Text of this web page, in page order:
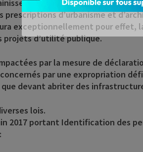
il est prévu de faire
prescriptions d’urbanisme et
exceptionnellement pour effet,
projets d’utilité publique.
par la mesure de
par une expropriation
devant abriter des
lois.
2017 portant Identification des